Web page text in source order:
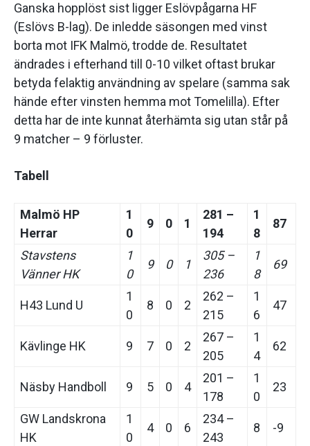
Ganska hopplöst sist ligger Eslövpågarna HF
(Eslövs B-lag). De inledde säsongen med vinst
borta mot IFK Malmö, trodde de. Resultatet
ändrades i efterhand till 0-10 vilket oftast brukar
betyda felaktig användning av spelare (samma sak
hände efter vinsten hemma mot Tomelilla). Efter
detta har de inte kunnat återhämta sig utan står på
9 matcher – 9 förluster.
Tabell
Malmö HP
Herrar
1
0
9 0 1
281 –
194
1
8
87
Stavstens
Vänner HK
1
0
9 0 1
305 –
236
1
8
69
H43 Lund U
1
0
8 0 2
262 –
215
1
6
47
Kävlinge HK 9 7 0 2
267 –
205
1
4
62
Näsby Handboll 9 5 0 4
201 –
178
1
0
23
GW Landskrona
HK
1
0
4 0 6
234 –
243
8 -9